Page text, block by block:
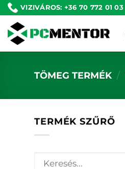
Skip
content
VIZIVÁROS: +36 70 772 01 03
TÖMEG TERMÉK /
TERMÉK SZŰRŐ